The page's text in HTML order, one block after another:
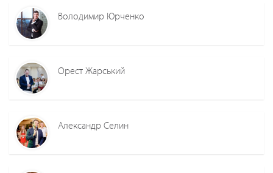
Володимир Юрченко
Орест Жарський
Александр Селин